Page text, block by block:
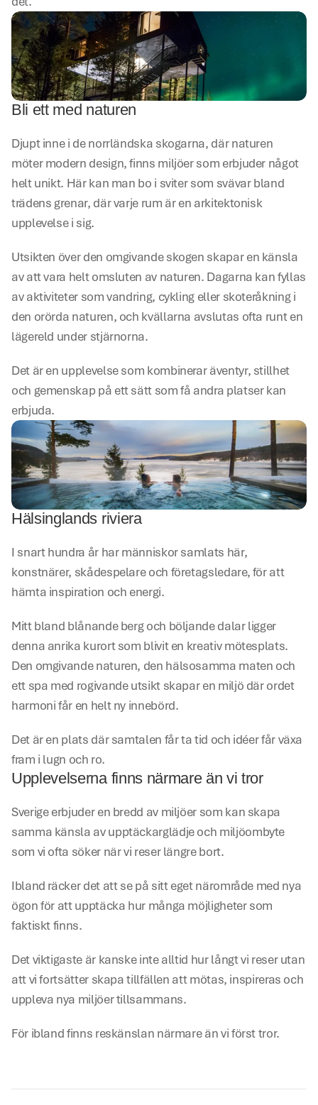
Bli ett med naturen
Djupt inne i de norrländska skogarna, där naturen
möter modern design, finns miljöer som erbjuder något
helt unikt. Här kan man bo i sviter som svävar bland
trädens grenar, där varje rum är en arkitektonisk
upplevelse i sig.
Utsikten över den omgivande skogen skapar en känsla
av att vara helt omsluten av naturen. Dagarna kan fyllas
av aktiviteter som vandring, cykling eller skoteråkning i
den orörda naturen, och kvällarna avslutas ofta runt en
lägereld under stjärnorna.
Det är en upplevelse som kombinerar äventyr, stillhet
och gemenskap på ett sätt som få andra platser kan
erbjuda.
Hälsinglands riviera
I snart hundra år har människor samlats här,
konstnärer, skådespelare och företagsledare, för att
hämta inspiration och energi.
Mitt bland blånande berg och böljande dalar ligger
denna anrika kurort som blivit en kreativ mötesplats.
Den omgivande naturen, den hälsosamma maten och
ett spa med rogivande utsikt skapar en miljö där ordet
harmoni får en helt ny innebörd.
Det är en plats där samtalen får ta tid och idéer får växa
fram i lugn och ro.
Upplevelserna finns närmare än vi tror
Sverige erbjuder en bredd av miljöer som kan skapa
samma känsla av upptäckarglädje och miljöombyte
som vi ofta söker när vi reser längre bort.
Ibland räcker det att se på sitt eget närområde med nya
ögon för att upptäcka hur många möjligheter som
faktiskt finns.
Det viktigaste är kanske inte alltid hur långt vi reser utan
att vi fortsätter skapa tillfällen att mötas, inspireras och
uppleva nya miljöer tillsammans.
För ibland finns reskänslan närmare än vi först tror.